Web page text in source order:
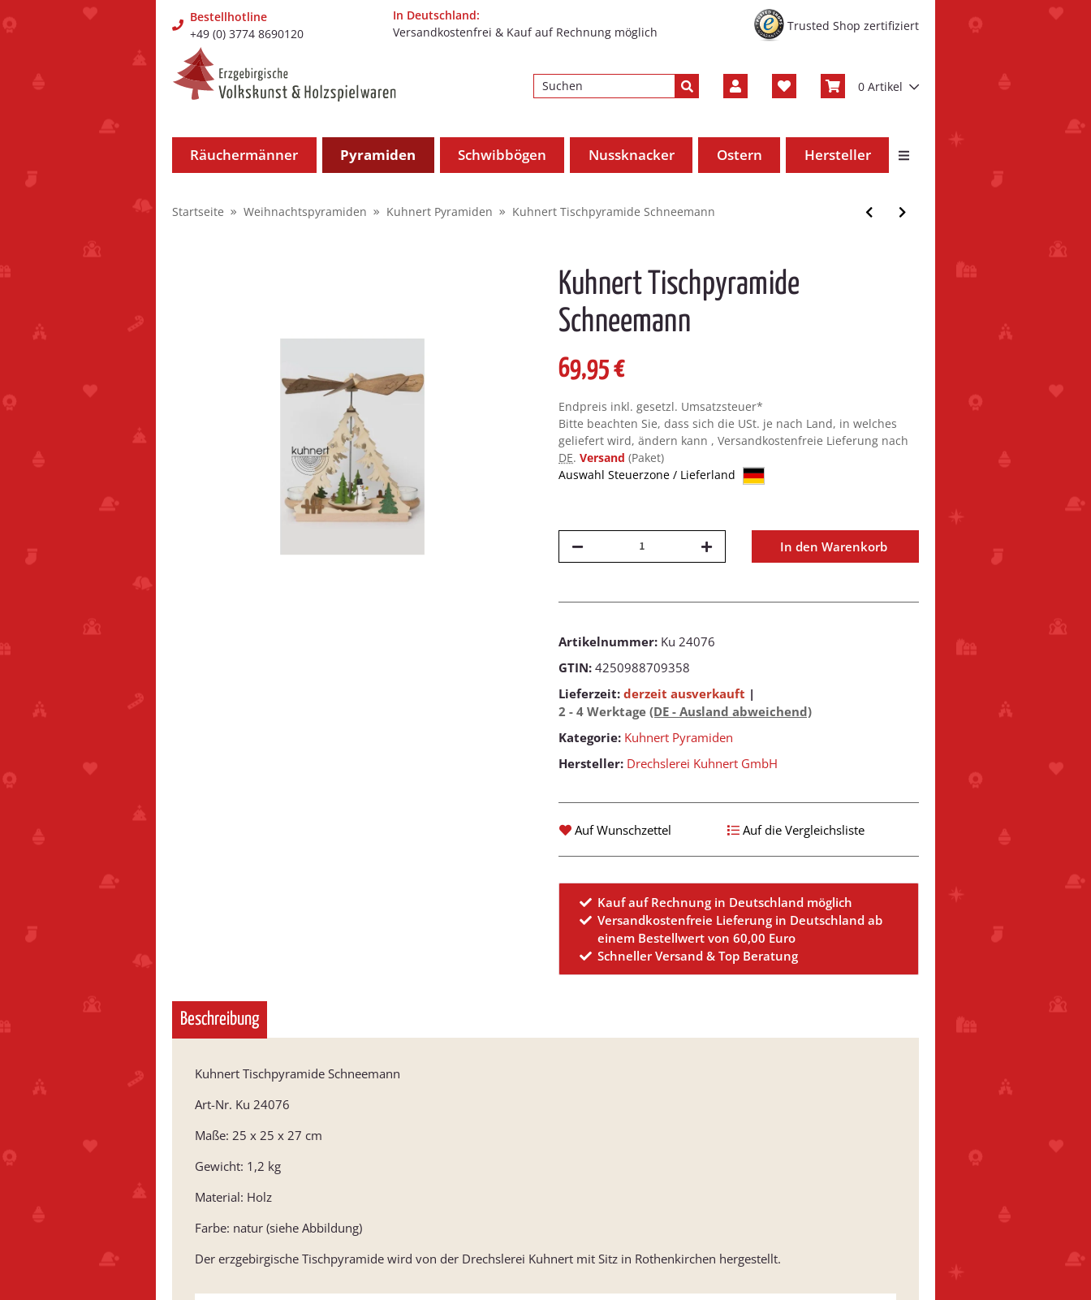
Bestellhotline
+49 (0) 3774 8690120
In Deutschland:
Versandkostenfrei & Kauf auf Rechnung möglich
Trusted Shop zertifiziert
0 Artikel
Räuchermänner Pyramiden Schwibbögen Nussknacker Ostern Hersteller
Startseite Weihnachtspyramiden Kuhnert Pyramiden Kuhnert Tischpyramide Schneemann
Kuhnert Tischpyramide
Schneemann
69,95 €
Endpreis inkl. gesetzl. Umsatzsteuer*
Bitte beachten Sie, dass sich die USt. je nach Land, in welches
geliefert wird, ändern kann , Versandkostenfreie Lieferung nach
DE. Versand (Paket)
Auswahl Steuerzone / Lieferland
In den Warenkorb
Artikelnummer: Ku 24076
GTIN: 4250988709358
Lieferzeit: derzeit ausverkauft |
2 - 4 Werktage (DE - Ausland abweichend)
Kategorie: Kuhnert Pyramiden
Hersteller: Drechslerei Kuhnert GmbH
Auf Wunschzettel Auf die Vergleichsliste
Kauf auf Rechnung in Deutschland möglich
Versandkostenfreie Lieferung in Deutschland ab
einem Bestellwert von 60,00 Euro
Schneller Versand & Top Beratung
Beschreibung
Kuhnert Tischpyramide Schneemann
Art-Nr. Ku 24076
Maße: 25 x 25 x 27 cm
Gewicht: 1,2 kg
Material: Holz
Farbe: natur (siehe Abbildung)
Der erzgebirgische Tischpyramide wird von der Drechslerei Kuhnert mit Sitz in Rothenkirchen hergestellt.